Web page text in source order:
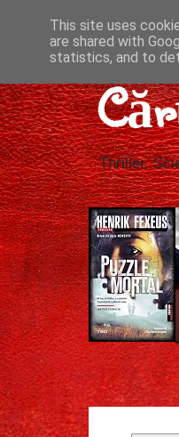
Thriller,
This site uses
are shared with
statistics, and to